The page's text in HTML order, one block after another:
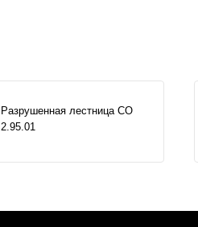
Разрушенная лестница СО
2.95.01